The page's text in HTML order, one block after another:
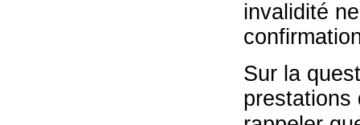
invalidité
Sur la
prestations